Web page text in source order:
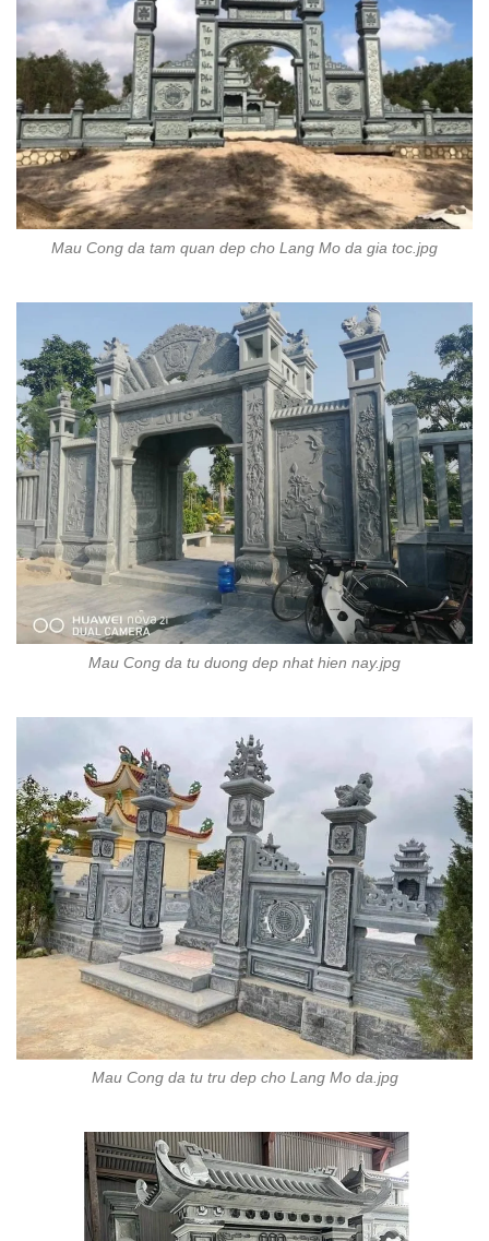
Mau Cong da tam quan dep cho Lang Mo da gia toc.jpg
Mau Cong da tu duong dep nhat hien nay.jpg
Mau Cong da tu tru dep cho Lang Mo da.jpg